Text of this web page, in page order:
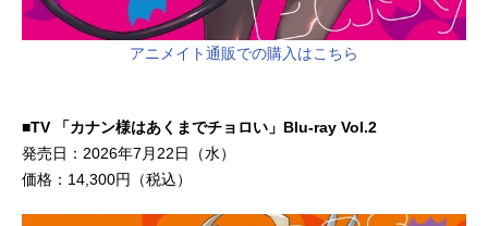
アニメイト通販での購入はこちら
■TV 「カナン様はあくまでチョロい」Blu-ray Vol.2
発売日：2026年7月22日（水）
価格：14,300円（税込）